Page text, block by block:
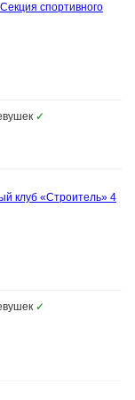
Секция спортивного
✓
клуб «Строитель» 4
✓